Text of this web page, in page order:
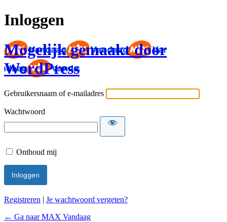
Inloggen
Mogelijk gemaakt door
WordPress
Gebruikersnaam of e-mailadres
Wachtwoord
Onthoud mij
Registreren | Je wachtwoord vergeten?
← Ga naar MAX Vandaag